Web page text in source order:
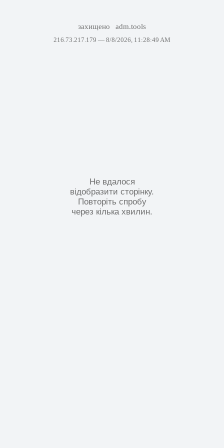
захищено adm.tools
216.73.217.179 — 8/8/2026, 11:28:49 AM
Не вдалося
відобразити сторінку.
Повторіть спробу
через кілька хвилин.